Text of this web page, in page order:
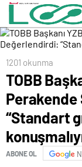
uygulamasını
1201 okunma
TOBB
“Standart
ABONE OL